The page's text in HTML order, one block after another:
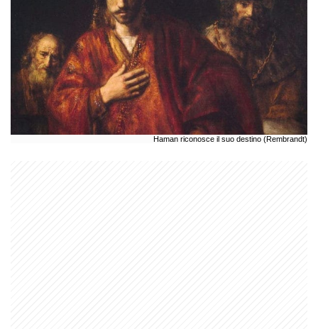
Haman riconosce il suo destino (Rembrandt)